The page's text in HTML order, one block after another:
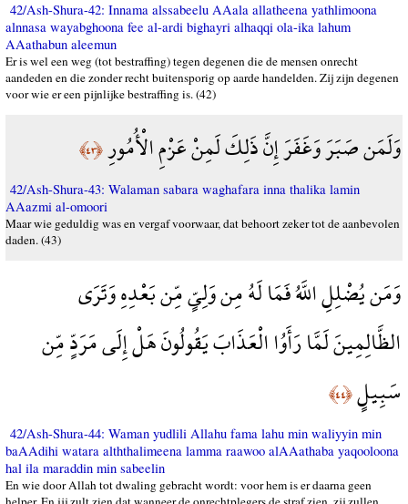
42/Ash-Shura-42: Innama alssabeelu AAala allatheena yathlimoona
alnnasa wayabghoona fee al-ardi bighayri alhaqqi ola-ika lahum
AAathabun aleemun
Er is wel een weg (tot bestraffing) tegen degenen die de mensen onrecht
aandeden en die zonder recht buitensporig op aarde handelden. Zij zijn degenen
voor wie er een pijnlijke bestraffing is. (42)
وَلَمَن صَبَرَ وَغَفَرَ إِنَّ ذَلِكَ لَمِنْ عَزْمِ الْأُمُورِ﴿٤٣﴾
42/Ash-Shura-43: Walaman sabara waghafara inna thalika lamin
AAazmi al-omoori
Maar wie geduldig was en vergaf voorwaar, dat behoort zeker tot de aanbevolen
daden. (43)
وَمَن يُضْلِلِ اللَّهُ فَمَا لَهُ مِن وَلِيٍّ مِّن بَعْدِهِ وَتَرَى
الظَّالِمِينَ لَمَّا رَأَوُا الْعَذَابَ يَقُولُونَ هَلْ إِلَى مَرَدٍّ مِّن
سَبِيلٍ﴿٤٤﴾
42/Ash-Shura-44: Waman yudlili Allahu fama lahu min waliyyin min
baAAdihi watara alththalimeena lamma raawoo alAAathaba yaqooloona
hal ila maraddin min sabeelin
En wie door Allah tot dwaling gebracht wordt: voor hem is er daarna geen